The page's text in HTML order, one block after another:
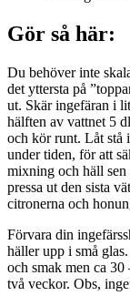
Gör så här:
Du behöver inte
det yttersta på
ut. Skär ingefäran i
hälften av vattnet 5
och kör runt. Låt stå
under tiden, för att
mixning och häll sen
pressa ut den sista
citronerna och
Förvara din
häller upp i små
och smak men ca
två veckor. Obs,